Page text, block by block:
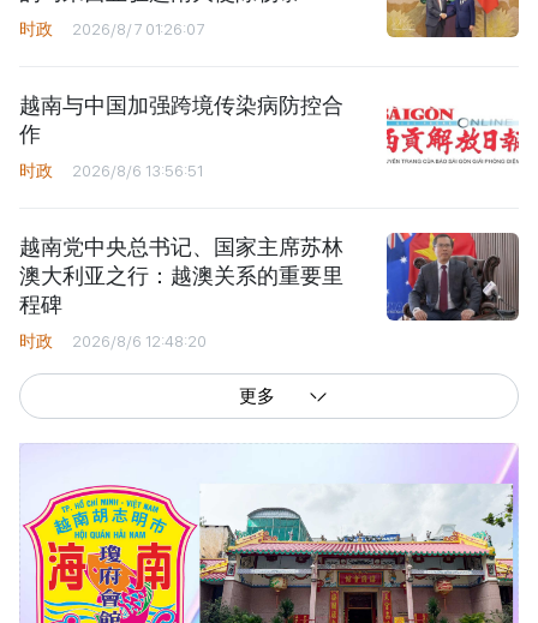
时政 2026/8/7 01:26:07
越南与中国加强跨境传染病防控合
作
时政 2026/8/6 13:56:51
越南党中央总书记、国家主席苏林
澳大利亚之行：越澳关系的重要里
程碑
时政 2026/8/6 12:48:20
更多